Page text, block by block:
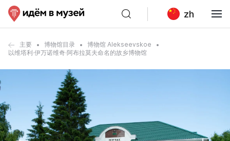
zh
主要 博物馆目录
博物馆 Alekseevskoe
以维塔利·伊万诺维奇·阿布拉莫夫命名的故乡博物馆